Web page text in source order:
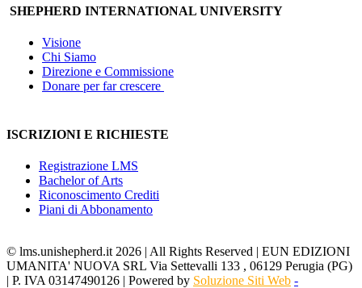
SHEPHERD INTERNATIONAL UNIVERSITY
Visione
Chi Siamo
Direzione e Commissione
Donare per far crescere
ISCRIZIONI E RICHIESTE
Registrazione LMS
Bachelor of Arts
Riconoscimento Crediti
Piani di Abbonamento
© lms.unishepherd.it 2026 | All Rights Reserved | EUN EDIZIONI
UMANITA' NUOVA SRL Via Settevalli 133 , 06129 Perugia (PG)
| P. IVA 03147490126 | Powered by Soluzione Siti Web -